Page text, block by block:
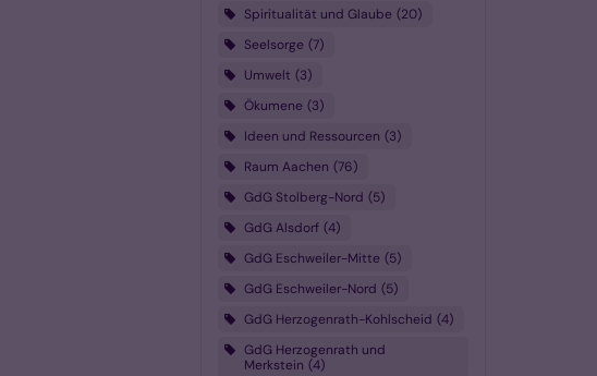
Spiritualität und Glaube 20
Seelsorge 7
Umwelt 3
Ökumene 3
Ideen und Ressourcen 3
Raum Aachen 76
GdG Stolberg-Nord 5
GdG Alsdorf 4
GdG Eschweiler-Mitte 5
GdG Eschweiler-Nord 5
GdG Herzogenrath-Kohlscheid 4
GdG Herzogenrath und
Merkstein 4